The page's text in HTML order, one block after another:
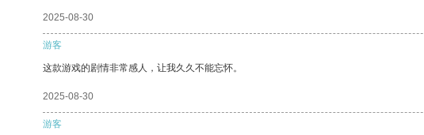
2025-08-30
游客
这款游戏的剧情非常感人，让我久久不能忘怀。
2025-08-30
游客